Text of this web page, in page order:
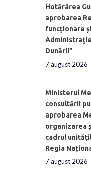
Hotărârea
aprobarea
funcționare
Dunării”
7 august 2026
Ministerul
consultării
aprobarea
organizarea
cadrul
Regia
7 august 2026